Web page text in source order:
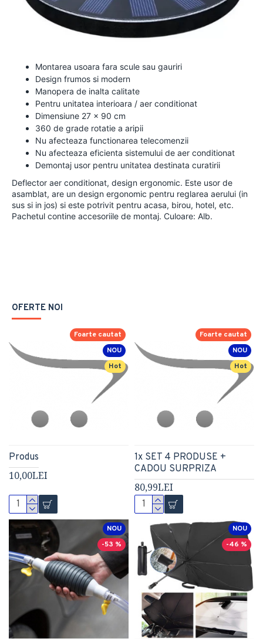
Montarea usoara fara scule sau gauriri
Design frumos si modern
Manopera de inalta calitate
Pentru unitatea interioara / aer conditionat
Dimensiune 27 x 90 cm
360 de grade rotatie a aripii
Nu afecteaza functionarea telecomenzii
Nu afecteaza eficienta sistemului de aer conditionat
Demontaj usor pentru unitatea destinata curatirii
Deflector aer conditionat, design ergonomic. Este usor de
asamblat, are un design ergonomic pentru reglarea aerului (in
sus si in jos) si este potrivit pentru acasa, birou, hotel, etc.
Pachetul contine accesoriile de montaj. Culoare: Alb.
OFERTE NOI
NOU
Hot
Foarte cautat
Produs
10,00LEI
NOU
Hot
Foarte cautat
1x SET 4 PRODUSE +
CADOU SURPRIZA
80,99LEI
NOU
-53 %
NOU
-46 %